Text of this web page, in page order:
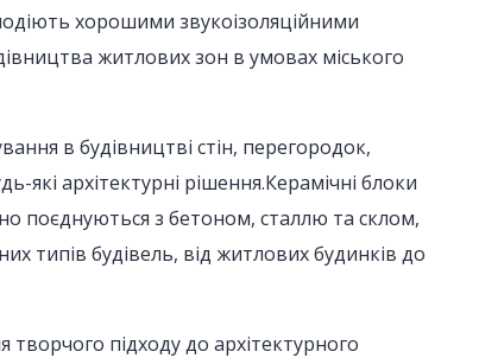
хорошими звукоізоляційними
житлових зон в умовах міського
в будівництві стін, перегородок,
які архітектурні рішення.Керамічні блоки
поєднуються з бетоном, сталлю та склом,
типів будівель, від житлових будинків до
підходу до архітектурного